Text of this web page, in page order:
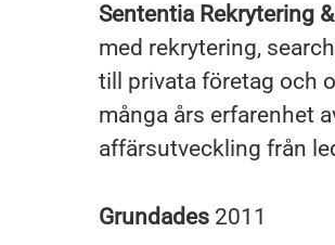
Sententia Rekrytering
med rekrytering,
till privata företag och
många års erfarenhet
affärsutveckling från
Grundades 2011